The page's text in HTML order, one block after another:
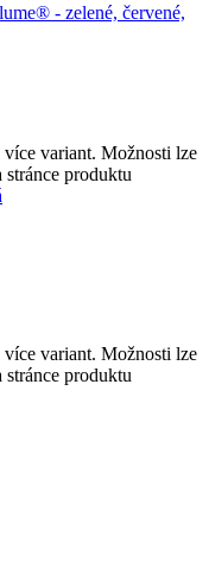
- zelené, červené,
variant. Možnosti lze
stránce produktu
variant. Možnosti lze
stránce produktu